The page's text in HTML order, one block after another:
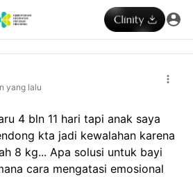
yang lalu
4 bln 11 hari tapi anak saya
kta jadi kewalahan karena
8 kg... Apa solusi untuk bayi
cara mengatasi emosional